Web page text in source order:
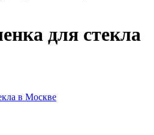
для стекла